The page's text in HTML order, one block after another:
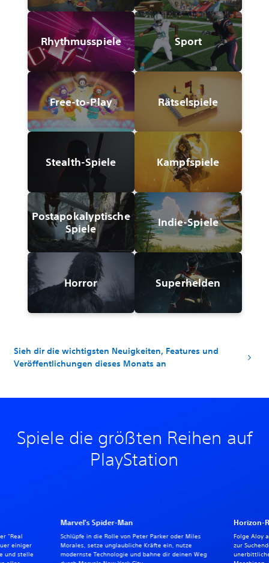
Rhythmusspiele Sport
Free-to-Play Rätselspiele
Stealth-Spiele Kampfspiele
Postapokalyptische
Spiele
Indie-Spiele
Horror Superhelden
Sieh dir die wichtigsten Neuigkeiten, Features und
Veröffentlichungen dieses Monats an
Spiele die größten Reihen auf
PlayStation
Marvel's Spider-Man
Schlüpfe in die Rolle von Peter Parker oder Miles
Morales, setze unglaubliche Kräfte ein, nutze
modernste Technologie und bahne dir deinen Weg
Horizon-
Folge Aloy
zur
"Real
einiger
und stelle